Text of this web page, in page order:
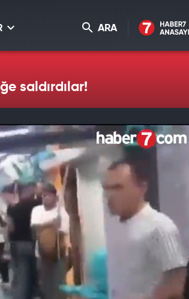
ARA
saldırdılar!